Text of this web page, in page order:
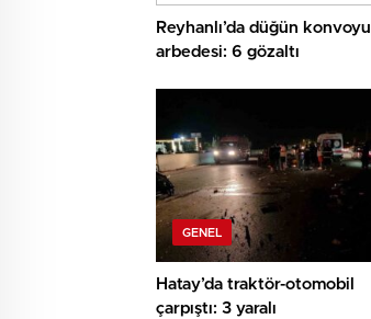
Reyhanlı’da düğün konvoyu
arbedesi: 6 gözaltı
GENEL
Hatay’da traktör-otomobil
çarpıştı: 3 yaralı